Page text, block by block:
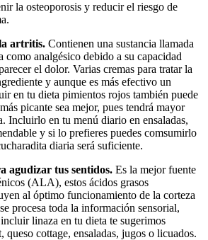
la osteoporosis y reducir el riesgo de
artritis. Contienen una sustancia llamada
como analgésico debido a su capacidad
el dolor. Varias cremas para tratar la
y aunque es más efectivo un
en tu dieta pimientos rojos también puede
picante sea mejor, pues tendrá mayor
Incluirlo en tu menú diario en ensaladas,
y si lo prefieres puedes comsumirlo
diaria será suficiente.
agudizar tus sentidos. Es la mejor fuente
(ALA), estos ácidos grasos
al óptimo funcionamiento de la corteza
procesa toda la información sensorial,
linaza en tu dieta te sugerimos
queso cottage, ensaladas, jugos o licuados.